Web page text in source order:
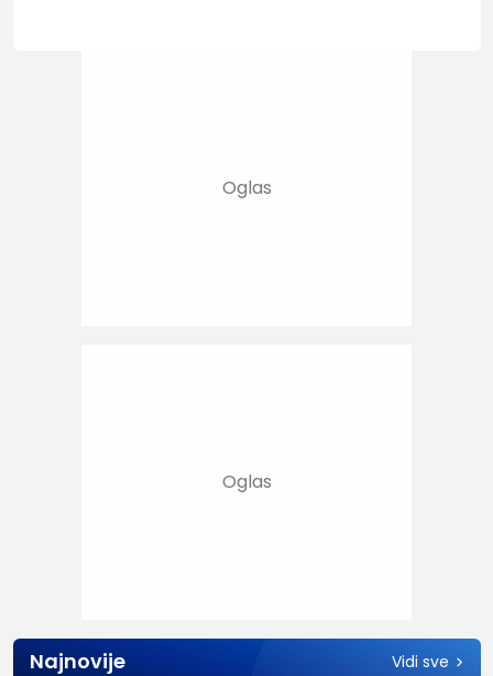
Najnovije Vidi sve